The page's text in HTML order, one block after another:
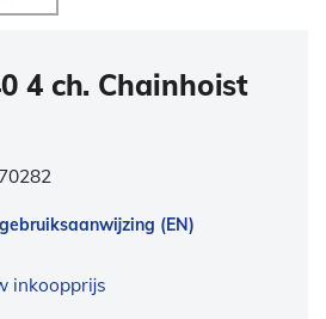
4 ch. Chainhoist
70282
(EN)
inkoopprijs